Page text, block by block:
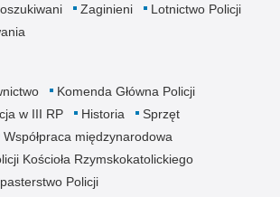
Zaginieni
Lotnictwo Policji
Komenda Główna Policji
w III RP Historia
Sprzęt
Współpraca międzynarodowa
Kościoła Rzymskokatolickiego
Policji